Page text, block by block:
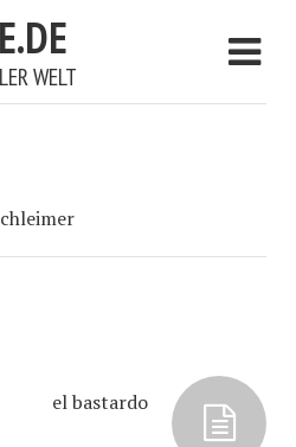
WELT
el bastardo